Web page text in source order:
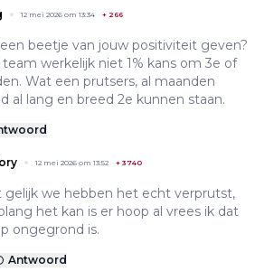
12 mei 2026 om 13:34 + 266
beetje van jouw positiviteit geven?
werkelijk niet 1% kans om 3e of
Wat een prutsers, al maanden
al lang en breed 2e kunnen staan.
12 mei 2026 om 13:52 + 3740
gelijk we hebben het echt verprutst,
het kan is er hoop al vrees ik dat
ongegrond is.
Antwoord